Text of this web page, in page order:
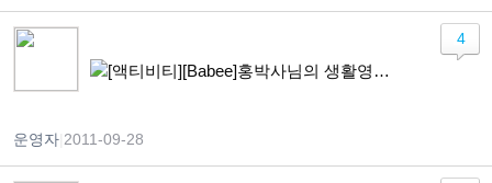
[액티비티][Babee]홍박사님의 생활영어 + Cloth
운영자 2011-09-28
4